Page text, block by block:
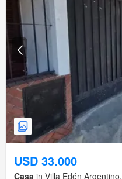
USD 33.000
Casa in Villa Edén